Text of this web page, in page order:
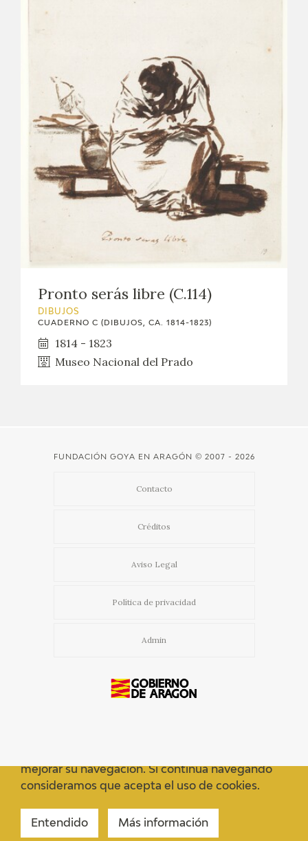
Pronto serás libre (C.114)
DIBUJOS
CUADERNO C (DIBUJOS, CA. 1814-1823)
1814 - 1823
Museo Nacional del Prado
FUNDACIÓN GOYA EN ARAGÓN © 2007 - 2026
Contacto
Créditos
Aviso Legal
Política de privacidad
Admin
mejorar su navegación. Si continua navegando
consideramos que acepta el uso de cookies.
Entendido Más información